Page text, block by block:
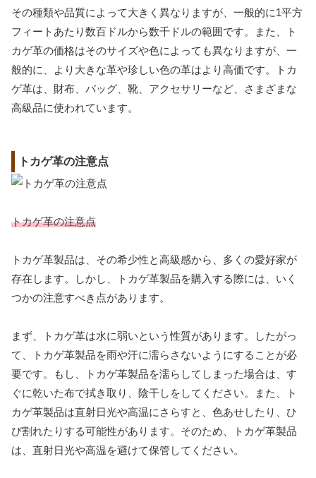
その種類や品質によって大きく異なりますが、一般的に1平方
フィートあたり数百ドルから数千ドルの範囲です。また、ト
カゲ革の価格はそのサイズや色によっても異なりますが、一
般的に、より大きな革や珍しい色の革はより高価です。トカ
ゲ革は、財布、バッグ、靴、アクセサリーなど、さまざまな
高級品に使われています。
トカゲ革の注意点
トカゲ革の注意点
トカゲ革製品は、その希少性と高級感から、多くの愛好家が
存在します。しかし、トカゲ革製品を購入する際には、いく
つかの注意すべき点があります。
まず、トカゲ革は水に弱いという性質があります。したがっ
て、トカゲ革製品を雨や汗に濡らさないようにすることが必
要です。もし、トカゲ革製品を濡らしてしまった場合は、す
ぐに乾いた布で拭き取り、陰干しをしてください。また、ト
カゲ革製品は直射日光や高温にさらすと、色あせしたり、ひ
び割れたりする可能性があります。そのため、トカゲ革製品
は、直射日光や高温を避けて保管してください。